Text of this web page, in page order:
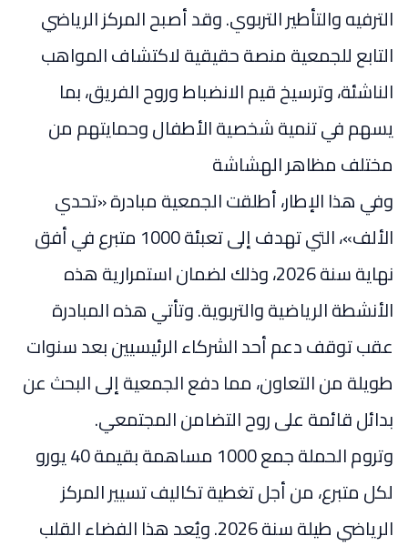
الترفيه والتأطير التربوي. وقد أصبح المركز الرياضي
التابع للجمعية منصة حقيقية لاكتشاف المواهب
الناشئة، وترسيخ قيم الانضباط وروح الفريق، بما
يسهم في تنمية شخصية الأطفال وحمايتهم من
مختلف مظاهر الهشاشة
وفي هذا الإطار، أطلقت الجمعية مبادرة «تحدي
الألف»، التي تهدف إلى تعبئة 1000 متبرع في أفق
نهاية سنة 2026، وذلك لضمان استمرارية هذه
الأنشطة الرياضية والتربوية. وتأتي هذه المبادرة
عقب توقف دعم أحد الشركاء الرئيسيين بعد سنوات
طويلة من التعاون، مما دفع الجمعية إلى البحث عن
بدائل قائمة على روح التضامن المجتمعي.
وتروم الحملة جمع 1000 مساهمة بقيمة 40 يورو
لكل متبرع، من أجل تغطية تكاليف تسيير المركز
الرياضي طيلة سنة 2026. ويُعد هذا الفضاء القلب